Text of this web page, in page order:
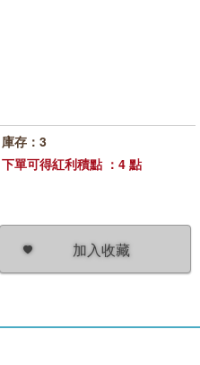
加入收藏
庫存：3
下單可得紅利積點 ：4 點